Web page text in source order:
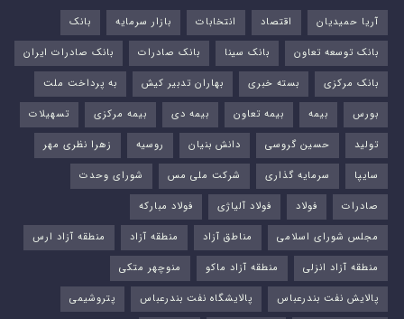
آریا حمیدیان اقتصاد انتخابات بازار سرمایه
بانک
بانک توسعه تعاون
بانک سینا بانک صادرات
بانک صادرات ایران
بانک مرکزی
بسته خبری بهاران تدبیر کیش
به پرداخت ملت
بورس‌
بیمه بیمه تعاون بیمه دی بیمه مرکزی
تسهیلات
تولید
حسین گروسی دانش بنیان روسیه
زهرا نظری مهر
سایپا
سرمایه گذاری شرکت ملی مس
شورای وحدت
صادرات
فولاد فولاد آلیاژی
فولاد مبارکه
مجلس شورای اسلامی
مناطق آزاد منطقه آزاد
منطقه آزاد ارس
منطقه آزاد انزلی
منطقه آزاد ماکو
منوچهر متکی
پالایش نفت بندرعباس
پالایشگاه نفت بندرعباس پتروشیمی